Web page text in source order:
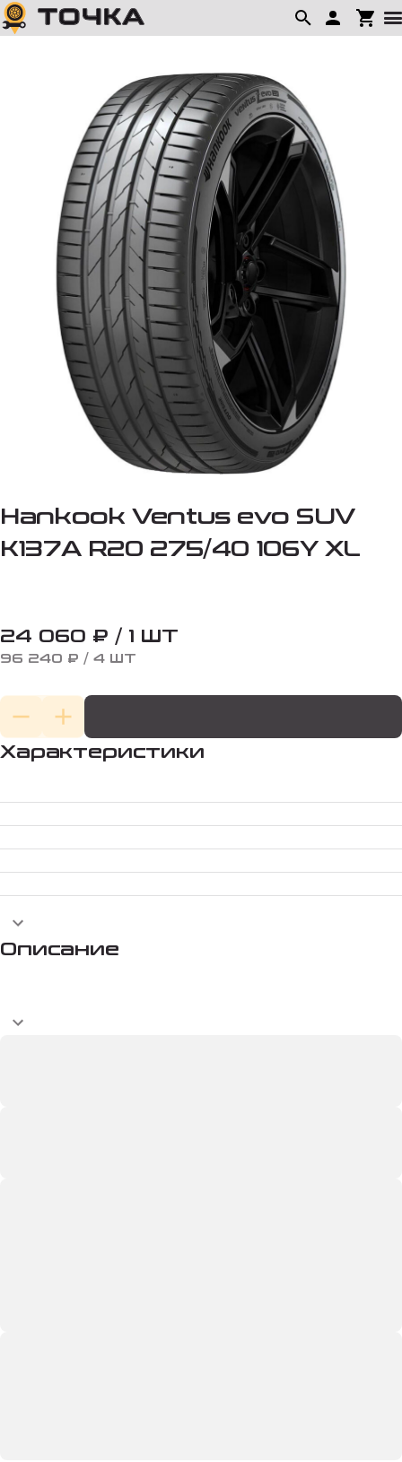
Hankook Ventus evo SUV
K137A R20 275/40 106Y XL
24 060 ₽ / 1 ШТ
96 240 ₽ / 4 ШТ
Характеристики
Описание